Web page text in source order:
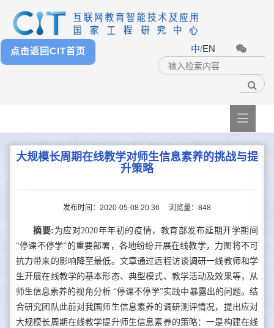
点击返回CIT首页 中/EN

大规模长周期在线教学对师生信息素养的挑战与提
升策略
发布时间：2020-05-08 20:36 浏览量： 848
摘要: 为应对2020年年初的疫情，教育部发布延期开学期间
“停课不停学”的重要部署，各地纷纷开展在线教学，力图将不可
抗力带来的影响降至最低。文章通过远程访谈调研一线教师和学
生开展在线教学的基本形态、典型模式、教学活动及效果等，从
师生信息素养的视角分析 “停课不停学”实践中暴露出的问题。结
合研究团队此前对我国师生信息素养的调研测评情况，提出应对
大规模长周期在线教学提升师生信息素养的策略：一是构建在线